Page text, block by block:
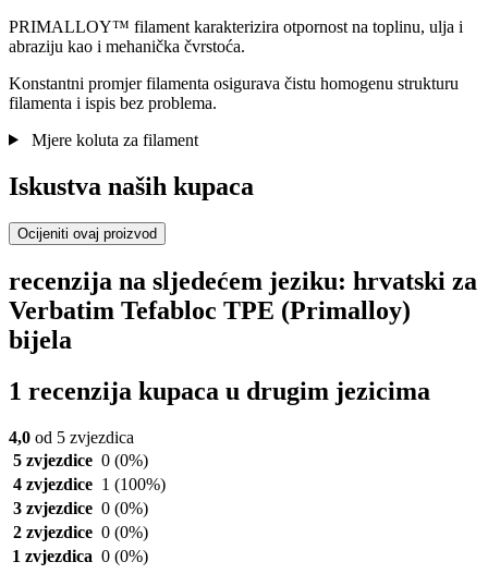
PRIMALLOY™ filament karakterizira otpornost na toplinu, ulja i
abraziju kao i mehanička čvrstoća.
Konstantni promjer filamenta osigurava čistu homogenu strukturu
filamenta i ispis bez problema.
Mjere koluta za filament
Iskustva naših kupaca
Ocijeniti ovaj proizvod
recenzija na sljedećem jeziku: hrvatski za
Verbatim Tefabloc TPE (Primalloy)
bijela
1 recenzija kupaca u drugim jezicima
4,0 od 5 zvjezdica
5 zvjezdice 0 (0%)
4 zvjezdice 1 (100%)
3 zvjezdice 0 (0%)
2 zvjezdice 0 (0%)
1 zvjezdica 0 (0%)